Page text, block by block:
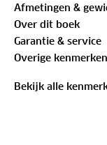
over routes,
Daarnaast vind
regio vanuit een
Achter in de
altijd de juiste
Afmetingen &
Over dit boek
Garantie & service
Overige kenmerken
Bekijk alle